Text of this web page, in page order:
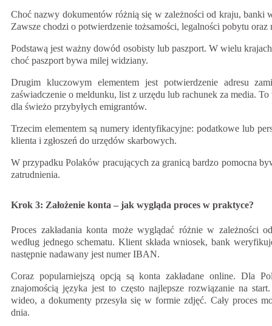
Choć nazwy dokumentów różnią się w zależności od kraju, banki
Zawsze chodzi o potwierdzenie tożsamości, legalności pobytu oraz
Podstawą jest ważny dowód osobisty lub paszport. W wielu
choć paszport bywa milej widziany.
Drugim kluczowym elementem jest potwierdzenie adresu
zaświadczenie o meldunku, list z urzędu lub rachunek za media. To
dla świeżo przybyłych emigrantów.
Trzecim elementem są numery identyfikacyjne: podatkowe lub
klienta i zgłoszeń do urzędów skarbowych.
W przypadku Polaków pracujących za granicą bardzo pomocna
zatrudnienia.
Krok 3: Założenie konta – jak wygląda proces w praktyce?
Proces zakładania konta może wyglądać różnie w zależności
według jednego schematu. Klient składa wniosek, bank
następnie nadawany jest numer IBAN.
Coraz popularniejszą opcją są konta zakładane online. Dla
znajomością języka jest to często najlepsze rozwiązanie na
wideo, a dokumenty przesyła się w formie zdjęć. Cały proces
dnia.